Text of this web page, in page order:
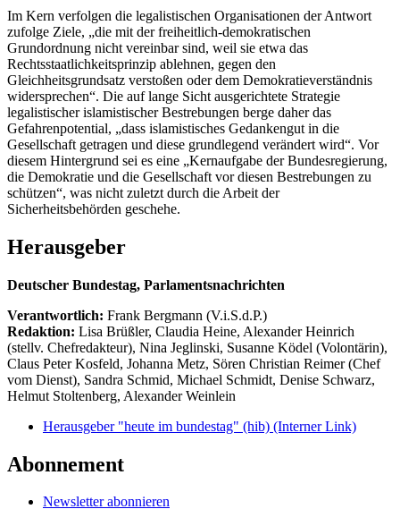
Im Kern verfolgen die legalistischen Organisationen der Antwort
zufolge Ziele, „die mit der freiheitlich-demokratischen
Grundordnung nicht vereinbar sind, weil sie etwa das
Rechtsstaatlichkeitsprinzip ablehnen, gegen den
Gleichheitsgrundsatz verstoßen oder dem Demokratieverständnis
widersprechen“. Die auf lange Sicht ausgerichtete Strategie
legalistischer islamistischer Bestrebungen berge daher das
Gefahrenpotential, „dass islamistisches Gedankengut in die
Gesellschaft getragen und diese grundlegend verändert wird“. Vor
diesem Hintergrund sei es eine „Kernaufgabe der Bundesregierung,
die Demokratie und die Gesellschaft vor diesen Bestrebungen zu
schützen“, was nicht zuletzt durch die Arbeit der
Sicherheitsbehörden geschehe.
Herausgeber
Deutscher Bundestag, Parlamentsnachrichten
Verantwortlich: Frank Bergmann (V.i.S.d.P.)
Redaktion: Lisa Brüßler, Claudia Heine, Alexander Heinrich
(stellv. Chefredakteur), Nina Jeglinski, Susanne Ködel (Volontärin),
Claus Peter Kosfeld, Johanna Metz, Sören Christian Reimer (Chef
vom Dienst), Sandra Schmid, Michael Schmidt, Denise Schwarz,
Helmut Stoltenberg, Alexander Weinlein
Herausgeber "heute im bundestag" (hib) (Interner Link)
Abonnement
Newsletter abonnieren